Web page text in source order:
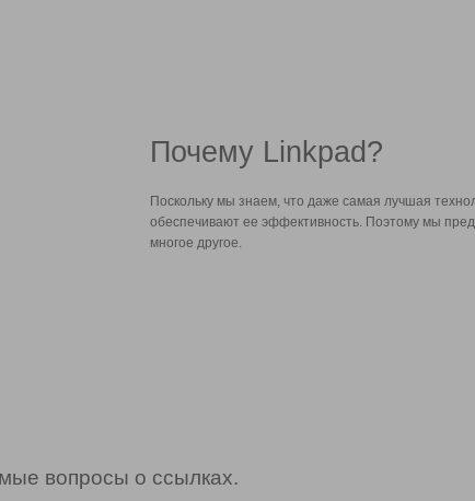
Почему Linkpad?
Поскольку мы знаем, что даже самая лучшая
обеспечивают ее эффективность. Поэтому мы
многое другое.
вопросы о ссылках.